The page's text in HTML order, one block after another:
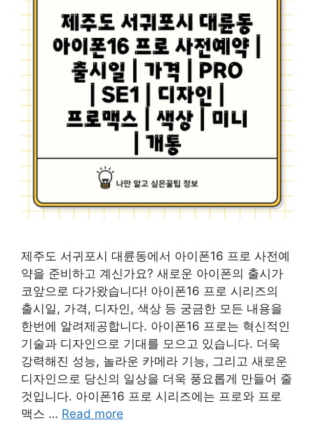
제주도 서귀포시 대륜동에서 아이폰16 프로 사전예
약을 준비하고 계신가요? 새로운 아이폰의 출시가
코앞으로 다가왔습니다! 아이폰16 프로 시리즈의
출시일, 가격, 디자인, 색상 등 궁금한 모든 내용을
한번에 알려제공합니다. 아이폰16 프로는 혁신적인
기술과 디자인으로 기대를 모으고 있습니다. 더욱
강력해진 성능, 놀라운 카메라 기능, 그리고 새로운
디자인으로 당신의 일상을 더욱 풍요롭게 만들어 줄
것입니다. 아이폰16 프로 시리즈에는 프로와 프로
맥스 … Read more